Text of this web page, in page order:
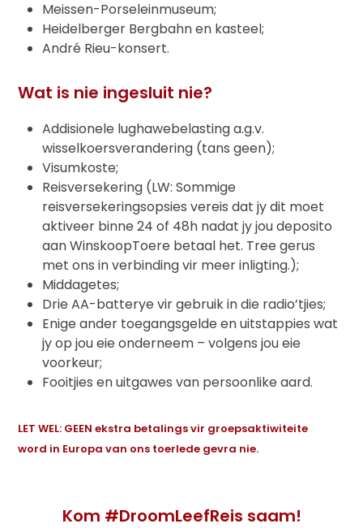
Meissen-Porseleinmuseum;
Heidelberger Bergbahn en kasteel;
André Rieu-konsert.
Wat is nie ingesluit nie?
Addisionele lughawebelasting a.g.v.
wisselkoersverandering (tans geen);
Visumkoste;
Reisversekering (LW: Sommige
reisversekeringsopsies vereis dat jy dit moet
aktiveer binne 24 of 48h nadat jy jou deposito
aan WinskoopToere betaal het. Tree gerus
met ons in verbinding vir meer inligting.);
Middagetes;
Drie AA-batterye vir gebruik in die radio’tjies;
Enige ander toegangsgelde en uitstappies wat
jy op jou eie onderneem – volgens jou eie
voorkeur;
Fooitjies en uitgawes van persoonlike aard.
LET WEL: GEEN ekstra betalings vir groepsaktiwiteite
word in Europa van ons toerlede gevra nie.
Kom #DroomLeefReis saam!